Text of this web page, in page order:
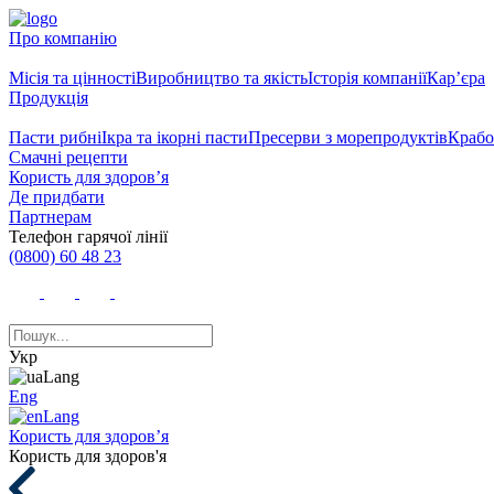
Про компанію
Місія та цінностіВиробництво та якістьІсторія компаніїКар’єра
Продукція
Пасти рибніІкра та ікорні пастиПресерви з морепродуктів
Смачні рецепти
Користь для здоров’я
Де придбати
Партнерам
Телефон гарячої лінії
(0800) 60 48 23
Укр
Eng
Користь для здоров’я
Користь для здоров'я